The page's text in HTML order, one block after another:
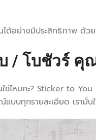
อย่างมีประสิทธิภาพ ด้
/ โบชัวร์ คุ
ช่ไหมคะ? Sticker to
บทุกรายละเอียด เรามั่